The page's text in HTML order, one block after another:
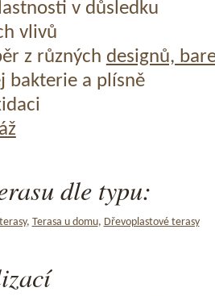
v důsledku
vlivů
z různých designů,
bakterie a plísně
dle typu:
, Terasa u domu, Dřevoplastové terasy